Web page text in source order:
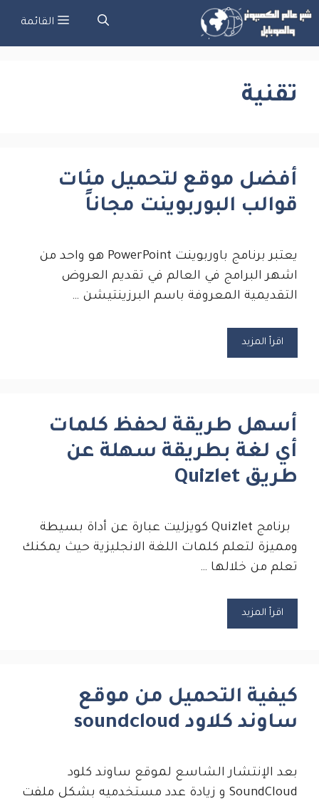
انتقل
المحتوى
القائمة
تقنية
أفضل موقع لتحميل مئات
قوالب البوربوينت مجاناً
يعتبر برنامج باوربوينت PowerPoint هو واحد من
اشهر البرامج في العالم في تقديم العروض
التقديمية المعروفة باسم البرزينتيشن …
اقرأ المزيد
أسهل طريقة لحفظ كلمات
أي لغة بطريقة سهلة عن
طريق Quizlet
برنامج Quizlet كويزليت عبارة عن أداة بسيطة
ومميزة لتعلم كلمات اللغة الانجليزية حيث يمكنك
تعلم من خلالها …
اقرأ المزيد
كيفية التحميل من موقع
ساوند كلاود soundcloud
بعد الإنتشار الشاسع لموقع ساوند كلود
SoundCloud و زيادة عدد مستخدميه بشكل ملفت